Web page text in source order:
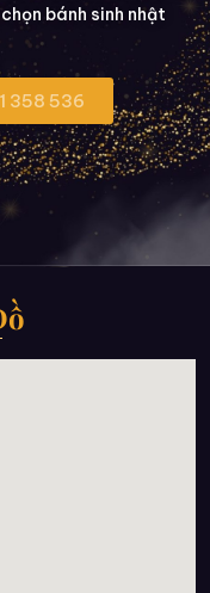
bánh sinh nhật
358 536